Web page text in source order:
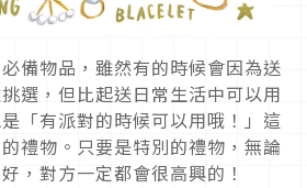
備物品，雖然有的時候會因為送
選，但比起送日常生活中可以用
「有派對的時候可以用哦！」這
禮物。只要是特別的禮物，無論
，對方一定都會很高興的！